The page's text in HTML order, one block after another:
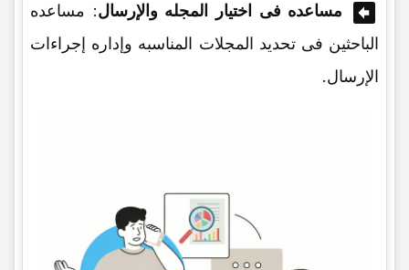
مساعده فی اختیار المجله والإرسال: مساعده
الباحثین فی تحدید المجلات المناسبه وإداره إجراءات
الإرسال.